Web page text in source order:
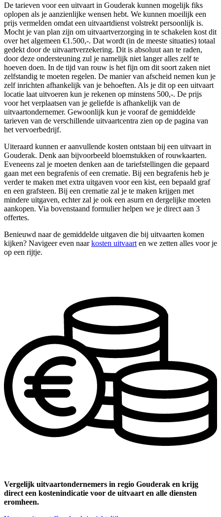
De tarieven voor een uitvaart in Gouderak kunnen mogelijk fiks
oplopen als je aanzienlijke wensen hebt. We kunnen moeilijk een
prijs vermelden omdat een uitvaartdienst volstrekt persoonlijk is.
Mocht je van plan zijn om uitvaartverzorging in te schakelen kost dit
over het algemeen €1.500,-. Dat wordt (in de meeste situaties) totaal
gedekt door de uitvaartverzekering. Dit is absoluut aan te raden,
door deze ondersteuning zul je namelijk niet langer alles zelf te
hoeven doen. In de tijd van rouw is het fijn om dit soort zaken niet
zelfstandig te moeten regelen. De manier van afscheid nemen kun je
zelf inrichten afhankelijk van je behoeften. Als je dit op een uitvaart
locatie laat uitvoeren kun je rekenen op minstens 500,-. De prijs
voor het verplaatsen van je geliefde is afhankelijk van de
uitvaartondernemer. Gewoonlijk kun je vooraf de gemiddelde
tarieven van de verschillende uitvaartcentra zien op de pagina van
het vervoerbedrijf.
Uiteraard kunnen er aanvullende kosten ontstaan bij een uitvaart in
Gouderak. Denk aan bijvoorbeeld bloemstukken of rouwkaarten.
Eveneens zal je moeten denken aan de tariefstellingen die gepaard
gaan met een begrafenis of een crematie. Bij een begrafenis heb je
verder te maken met extra uitgaven voor een kist, een bepaald graf
en een grafsteen. Bij een crematie zal je te maken krijgen met
mindere uitgaven, echter zal je ook een asurn en dergelijke moeten
aankopen. Via bovenstaand formulier helpen we je direct aan 3
offertes.
Benieuwd naar de gemiddelde uitgaven die bij uitvaarten komen
kijken? Navigeer even naarkosten uitvaart en we zetten alles voor je
op een rijtje.
Vergelijk uitvaartondernemers in regio Gouderak en krijg
direct een kostenindicatie voor de uitvaart en alle diensten
eromheen.